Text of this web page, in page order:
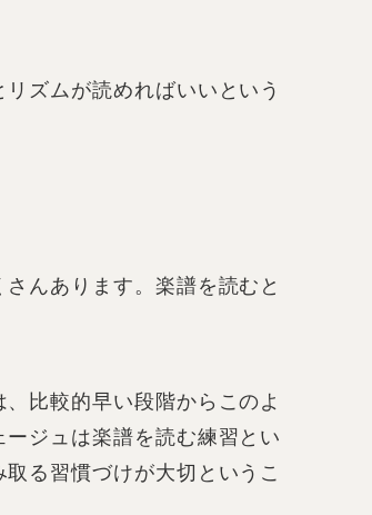
ズムが読めればいいという
んあります。楽譜を読むと
比較的早い段階からこのよ
ジュは楽譜を読む練習とい
る習慣づけが大切というこ